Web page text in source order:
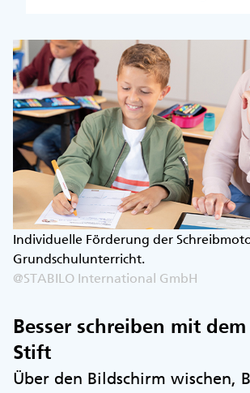
Individuelle Förderung der
Grundschulunterricht.
@STABILO International GmbH
Besser schreiben mit
Stift
Über den Bildschirm wischen,